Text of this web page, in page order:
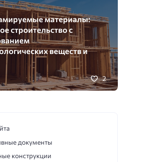
материалы:
строительство с
веществ и
2
документы
конструкции